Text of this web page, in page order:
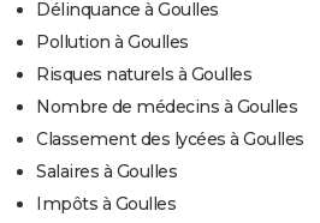
Délinquance à Goulles
Pollution à Goulles
Risques naturels à Goulles
Nombre de médecins à Goulles
Classement des lycées à Goulles
Salaires à Goulles
Impôts à Goulles